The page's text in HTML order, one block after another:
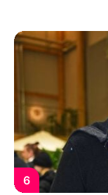
6